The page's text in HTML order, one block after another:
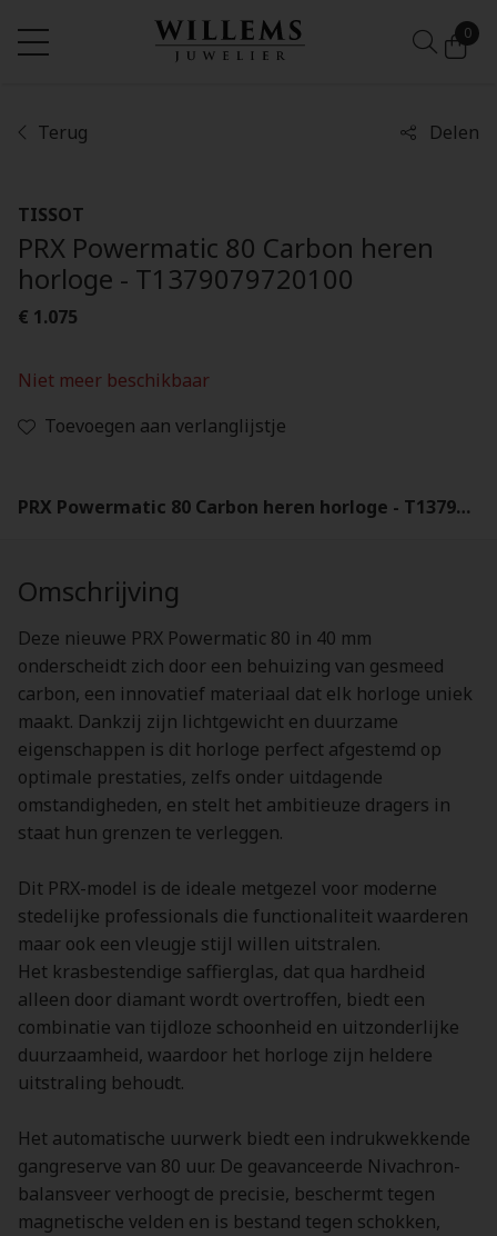
0
Terug Delen
TISSOT
PRX Powermatic 80 Carbon heren
horloge - T1379079720100
€ 1.075
Niet meer beschikbaar
Toevoegen aan verlanglijstje
PRX Powermatic 80 Carbon heren horloge - T1379079720100
Omschrijving
Deze nieuwe PRX Powermatic 80 in 40 mm
onderscheidt zich door een behuizing van gesmeed
carbon, een innovatief materiaal dat elk horloge uniek
maakt. Dankzij zijn lichtgewicht en duurzame
eigenschappen is dit horloge perfect afgestemd op
optimale prestaties, zelfs onder uitdagende
omstandigheden, en stelt het ambitieuze dragers in
staat hun grenzen te verleggen.
Dit PRX-model is de ideale metgezel voor moderne
stedelijke professionals die functionaliteit waarderen
maar ook een vleugje stijl willen uitstralen.
Het krasbestendige saffierglas, dat qua hardheid
alleen door diamant wordt overtroffen, biedt een
combinatie van tijdloze schoonheid en uitzonderlijke
duurzaamheid, waardoor het horloge zijn heldere
uitstraling behoudt.
Het automatische uurwerk biedt een indrukwekkende
gangreserve van 80 uur. De geavanceerde Nivachron-
balansveer verhoogt de precisie, beschermt tegen
magnetische velden en is bestand tegen schokken,